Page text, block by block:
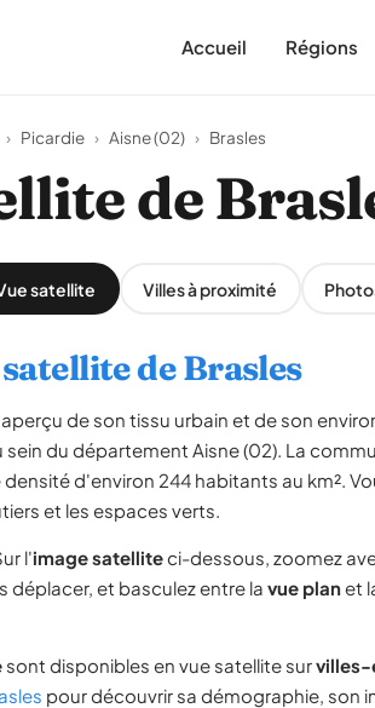
Accueil Régions
› Picardie › Aisne (02) › Brasles
de
satellite Villes à proximité
de Brasles
de son tissu urbain et de son
du département Aisne (02). La
d'environ 244 habitants au km².
et les espaces verts.
l'image satelliteci-dessous, zoomez
déplacer, et basculez entre la vue planet
sont disponibles en vue satellite sur
pour découvrir sa démographie, son